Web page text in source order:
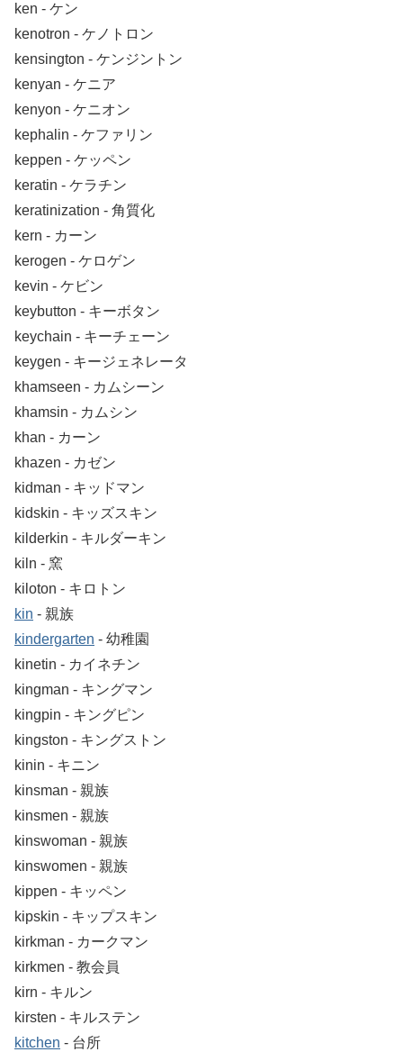
ken ‐ ケン
kenotron ‐ ケノトロン
kensington ‐ ケンジントン
kenyan ‐ ケニア
kenyon ‐ ケニオン
kephalin ‐ ケファリン
keppen ‐ ケッペン
keratin ‐ ケラチン
keratinization ‐ 角質化
kern ‐ カーン
kerogen ‐ ケロゲン
kevin ‐ ケビン
keybutton ‐ キーボタン
keychain ‐ キーチェーン
keygen ‐ キージェネレータ
khamseen ‐ カムシーン
khamsin ‐ カムシン
khan ‐ カーン
khazen ‐ カゼン
kidman ‐ キッドマン
kidskin ‐ キッズスキン
kilderkin ‐ キルダーキン
kiln ‐ 窯
kiloton ‐ キロトン
kin ‐ 親族
kindergarten ‐ 幼稚園
kinetin ‐ カイネチン
kingman ‐ キングマン
kingpin ‐ キングピン
kingston ‐ キングストン
kinin ‐ キニン
kinsman ‐ 親族
kinsmen ‐ 親族
kinswoman ‐ 親族
kinswomen ‐ 親族
kippen ‐ キッペン
kipskin ‐ キップスキン
kirkman ‐ カークマン
kirkmen ‐ 教会員
kirn ‐ キルン
kirsten ‐ キルステン
kitchen ‐ 台所